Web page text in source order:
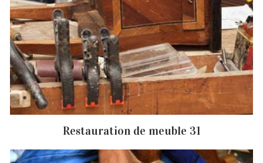
Restauration de meuble 31